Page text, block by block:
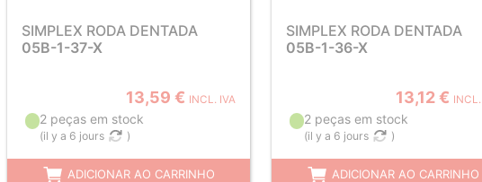
SIMPLEX RODA DENTADA
05B-1-37-X
13,59 € INCL. IVA
2 peças em stock
(il y a 6 jours )
ADICIONAR AO CARRINHO
SIMPLEX RODA DENTADA
05B-1-36-X
13,12 €
2 peças em stock
(il y a 6 jours )
ADICIONAR AO CARRINHO